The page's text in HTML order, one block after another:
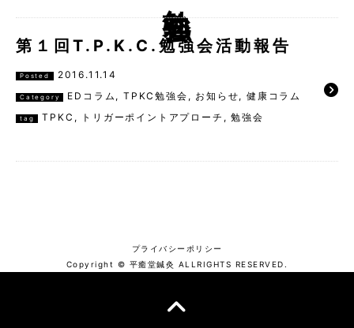
第１回T.P.K.C.勉強会活動報告
Posted 2016.11.14
Category EDコラム ,TPKC勉強会 , お知らせ,健康コラム
tag TPKC , トリガーポイントアプローチ ,勉強会
プライバシーポリシー
Copyright © 平癒堂鍼灸 ALLRIGHTS RESERVED.